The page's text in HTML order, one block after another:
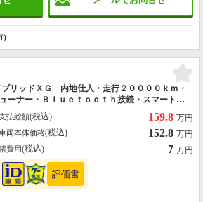
)
リッドＸＧ 内地仕入・走行２００００ｋｍ・
ーナー・Ｂｌｕｅｔｏｏｔｈ接続・スマートキ
Ｃ・ＬＥＤヘッド・オートライト・アイドリン
ナー・
払総額(税込) 159.8 万円
両本体価格(税込) 152.8 万円
費用(税込) 7 万円